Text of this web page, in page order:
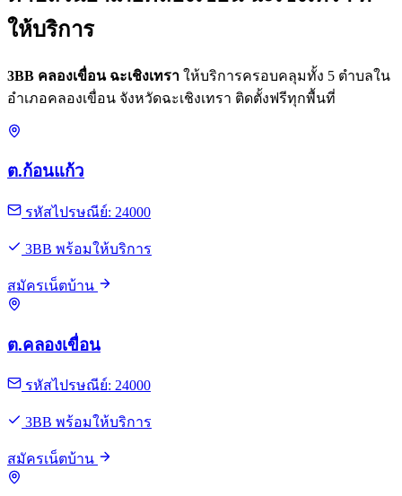
ให้บริการ
3BB คลองเขื่อน ฉะเชิงเทรา ให้บริการครอบคลุมทั้ง 5 ตำบลใน
อำเภอคลองเขื่อน จังหวัดฉะเชิงเทรา ติดตั้งฟรีทุกพื้นที่
ต.ก้อนแก้ว
รหัสไปรษณีย์: 24000
3BB พร้อมให้บริการ
สมัครเน็ตบ้าน
ต.คลองเขื่อน
รหัสไปรษณีย์: 24000
3BB พร้อมให้บริการ
สมัครเน็ตบ้าน